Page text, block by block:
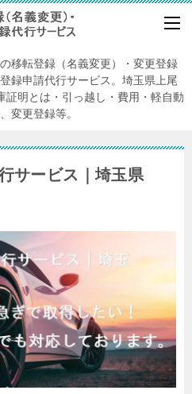
移転登録（名義変更）・変更登録
録申請代行サービス。埼玉県上尾
証明とは・引っ越し・費用・軽自動
変更登録等。
サービス｜埼玉県